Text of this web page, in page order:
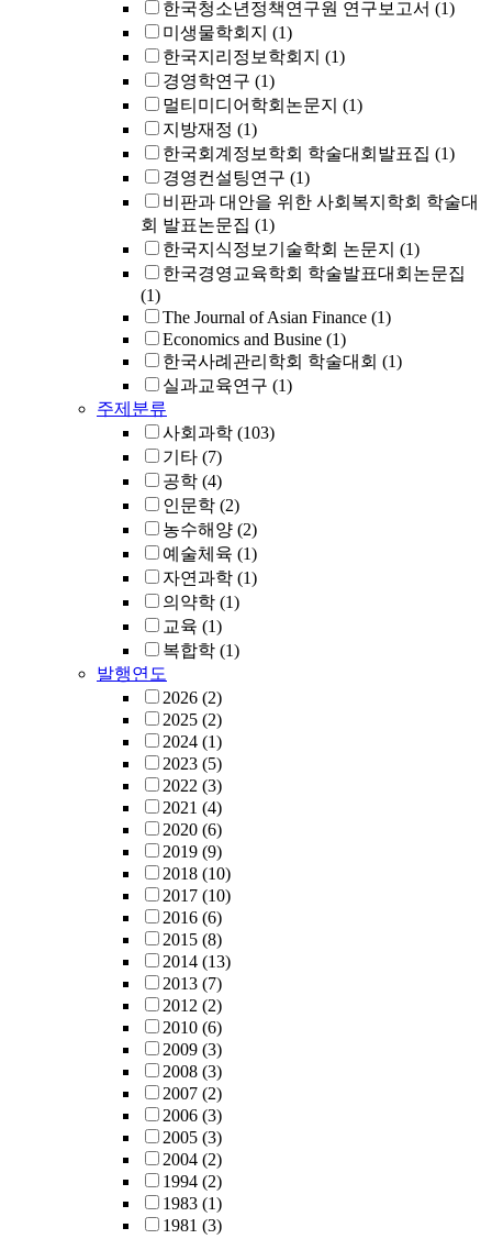
한국청소년정책연구원 연구보고서 (1)
미생물학회지 (1)
한국지리정보학회지 (1)
경영학연구 (1)
멀티미디어학회논문지 (1)
지방재정 (1)
한국회계정보학회 학술대회발표집 (1)
경영컨설팅연구 (1)
비판과 대안을 위한 사회복지학회 학술대
회 발표논문집 (1)
한국지식정보기술학회 논문지 (1)
한국경영교육학회 학술발표대회논문집
(1)
The Journal of Asian Finance (1)
Economics and Busine (1)
한국사례관리학회 학술대회 (1)
실과교육연구 (1)
주제분류
사회과학 (103)
기타 (7)
공학 (4)
인문학 (2)
농수해양 (2)
예술체육 (1)
자연과학 (1)
의약학 (1)
교육 (1)
복합학 (1)
발행연도
2026 (2)
2025 (2)
2024 (1)
2023 (5)
2022 (3)
2021 (4)
2020 (6)
2019 (9)
2018 (10)
2017 (10)
2016 (6)
2015 (8)
2014 (13)
2013 (7)
2012 (2)
2010 (6)
2009 (3)
2008 (3)
2007 (2)
2006 (3)
2005 (3)
2004 (2)
1994 (2)
1983 (1)
1981 (3)